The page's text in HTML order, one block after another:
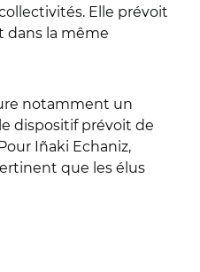
Elle prévoit
dans la même
notamment un
dispositif prévoit de
Iñaki Echaniz,
que les élus